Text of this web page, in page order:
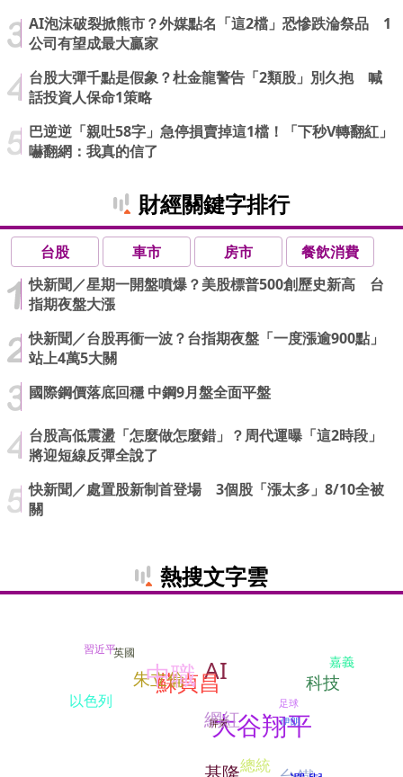
AI泡沫破裂掀熊市？外媒點名「這2檔」恐慘跌淪祭品 1
公司有望成最大贏家
台股大彈千點是假象？杜金龍警告「2類股」別久抱 喊
話投資人保命1策略
巴逆逆「親吐58字」急停損賣掉這1檔！「下秒V轉翻紅」
嚇翻網：我真的信了
財經關鍵字排行
台股 車市 房市
餐飲消費
快新聞／星期一開盤噴爆？美股標普500創歷史新高 台
指期夜盤大漲
快新聞／台股再衝一波？台指期夜盤「一度漲逾900點」
站上4萬5大關
國際鋼價落底回穩 中鋼9月盤全面平盤
台股高低震盪「怎麼做怎麼錯」？周代運曝「這2時段」
將迎短線反彈全說了
快新聞／處置股新制首登場 3個股「漲太多」8/10全被
關
熱搜文字雲
總統
以色列
大谷翔平
習近平
AI
蘇貞昌
朱立倫
伊朗
足球
屏東
中職 嘉義
科技
網紅
英國